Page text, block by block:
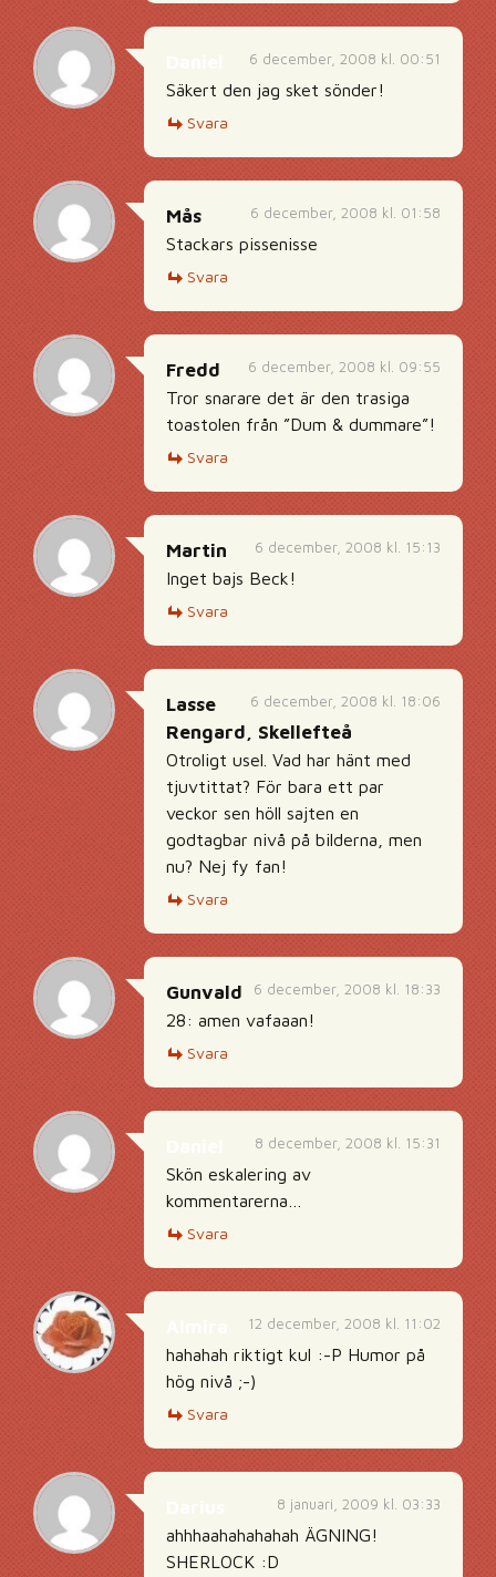
6 december, 2008 kl. 00:51
Säkert den jag sket sönder!
Svara
6 december, 2008 kl. 01:58
Mås
Stackars pissenisse
Svara
6 december, 2008 kl. 09:55
Fredd
Tror snarare det är den trasiga
toastolen från ”Dum & dummare”!
Svara
6 december, 2008 kl. 15:13
Martin
Inget bajs Beck!
Svara
6 december, 2008 kl. 18:06
Lasse
Rengard, Skellefteå
Otroligt usel. Vad har hänt med
tjuvtittat? För bara ett par
veckor sen höll sajten en
godtagbar nivå på bilderna, men
nu? Nej fy fan!
Svara
6 december, 2008 kl. 18:33
Gunvald
28: amen vafaaan!
Svara
8 december, 2008 kl. 15:31
Skön eskalering av
kommentarerna…
Svara
12 december, 2008 kl. 11:02
hahahah riktigt kul :-P Humor på
hög nivå ;-)
Svara
8 januari, 2009 kl. 03:33
ahhhaahahahahah ÄGNING!
SHERLOCK :D